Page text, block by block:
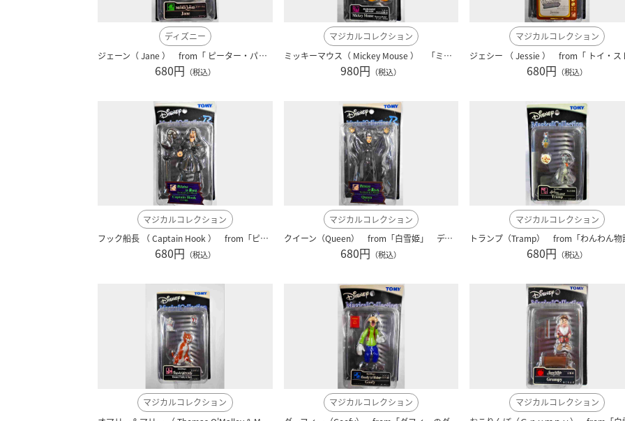
ディズニー
ジェーン（ Jane ） from「 ピーター・パン２ 」 ディズニー ０５８
680円 （税込）
マジカルコレクション
ミッキーマウス（ Mickey Mouse ） 「ミッキーのアルバイトは危機一髪」 メディコムトイ製 ディズニー・シリーズ
980円 （税込）
マジカルコレクション
680円 （税込）
マジカルコレクション
フック船長 （ Captain Hook ） from「ピーターパン」 ディズニー ｒ００４
680円 （税込）
マジカルコレクション
クイーン（Queen） from「白雪姫」 ディズニー ｒ００５
680円 （税込）
マジカルコレクション
680円 （税込）
マジカルコレクション
マジカルコレクション
マジカルコレクション